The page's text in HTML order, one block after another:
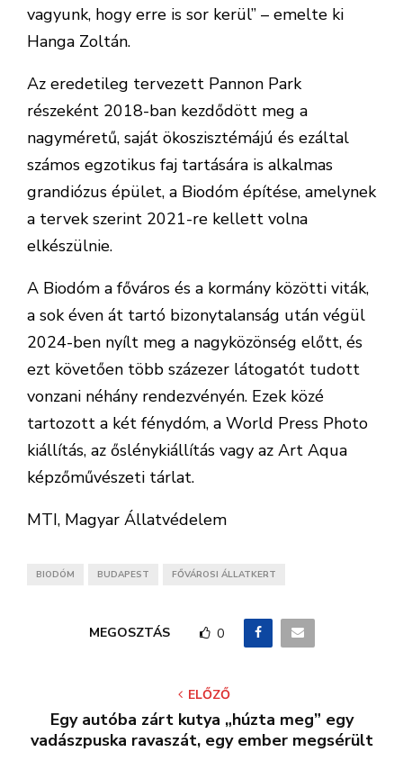
vagyunk, hogy erre is sor kerül” – emelte ki
Hanga Zoltán.
Az eredetileg tervezett Pannon Park
részeként 2018-ban kezdődött meg a
nagyméretű, saját ökoszisztémájú és ezáltal
számos egzotikus faj tartására is alkalmas
grandiózus épület, a Biodóm építése, amelynek
a tervek szerint 2021-re kellett volna
elkészülnie.
A Biodóm a főváros és a kormány közötti viták,
a sok éven át tartó bizonytalanság után végül
2024-ben nyílt meg a nagyközönség előtt, és
ezt követően több százezer látogatót tudott
vonzani néhány rendezvényén. Ezek közé
tartozott a két fénydóm, a World Press Photo
kiállítás, az őslénykiállítás vagy az Art Aqua
képzőművészeti tárlat.
MTI, Magyar Állatvédelem
BIODÓM BUDAPEST FŐVÁROSI ÁLLATKERT
MEGOSZTÁS 0
ELŐZŐ
Egy autóba zárt kutya „húzta meg” egy
vadászpuska ravaszát, egy ember megsérült